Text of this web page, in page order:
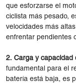
que esforzarse el
ciclista más pesado,
velocidades más
enfrentar pendientes
2. Carga y capacidad
fundamental para el
batería está baja, es